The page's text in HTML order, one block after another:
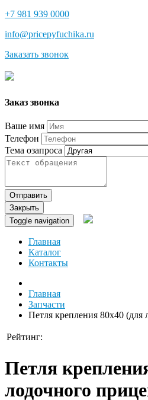
+7 981 939 0000
info@pricepyfuchika.ru
Заказать звонок
Заказ звонка
Ваше имя
Телефон
Тема озапроса
Отправить
Закрыть
Toggle navigation
Главная
Каталог
Контакты
Главная
Запчасти
Петля крепления 80х40 (для
Рейтинг:
Петля
лодочного